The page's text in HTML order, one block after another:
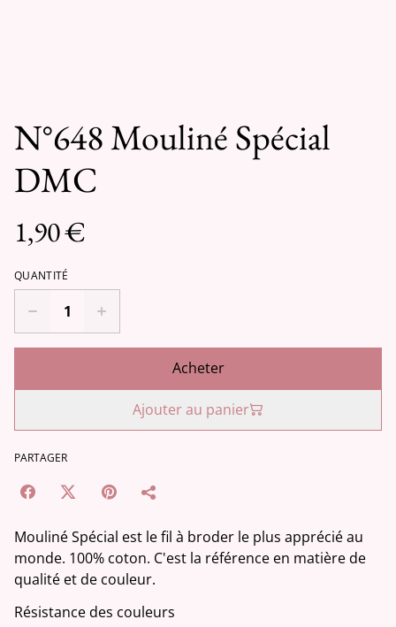
N°648 Mouliné Spécial
DMC
1,90 €
QUANTITÉ
Acheter
Ajouter au panier
PARTAGER
Mouliné Spécial est le fil à broder le plus apprécié au
monde. 100% coton. C'est la référence en matière de
qualité et de couleur.
Résistance des couleurs